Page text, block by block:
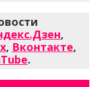
,
, Вконтакте,
.